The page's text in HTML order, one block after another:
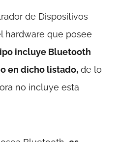
de Dispositivos
hardware que posee
incluye Bluetooth
en dicho listado, de lo
no incluye esta